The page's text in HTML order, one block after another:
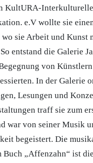
KultURA-Interkulturelle
e.V wollte sie
wo sie Arbeit und Kunst
entstand die Galerie
von
In der Galerie
Lesungen und
traff sie zum
war von seiner Musik
begeistert. Die
Buch „Affenzahn“ ist